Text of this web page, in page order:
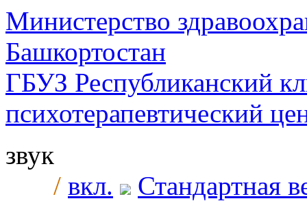
Министерство
Башкортостан
ГБУЗ Республиканский
психотерапевтический
звук
/ вкл.
Стандартная